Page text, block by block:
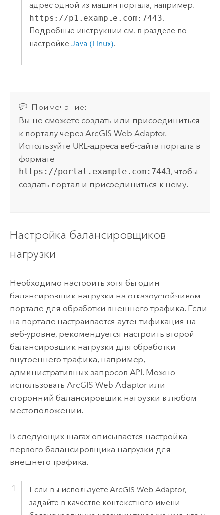
адрес одной из машин портала, например,
https://p1.example.com:7443.
Подробные инструкции см. в разделе по
настройке Java (Linux).
Примечание:
Вы не сможете создать или присоединиться
к порталу черезArcGIS Web Adaptor.
Используйте URL-адреса веб-сайта портала в
формате
https://portal.example.com:7443, чтобы
создать портал и присоединиться к нему.
Настройка балансировщиков
нагрузки
Необходимо настроить хотя бы один
балансировщик нагрузки на отказоустойчивом
портале для обработки внешнего трафика. Если
на портале настраивается аутентификация на
веб-уровне, рекомендуется настроить второй
балансировщик нагрузки для обработки
внутреннего трафика, например,
административных запросов API. Можно
использовать ArcGIS Web Adaptorили
сторонний балансировщик нагрузки в любом
местоположении.
В следующих шагах описывается настройка
первого балансировщика нагрузки для
внешнего трафика.
Если вы используете ArcGIS Web Adaptor,
задайте в качестве контекстного имени